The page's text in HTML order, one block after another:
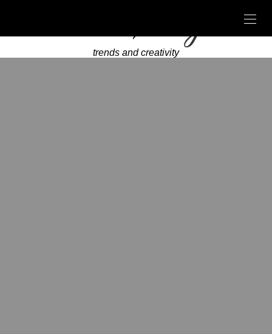
trends and creativity